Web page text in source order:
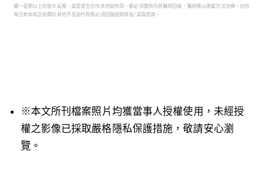
續一星期以上的發炎反應、或是發生任何其他副作用，都必須盡快向其醫師回報。醫師應以適當方法治療。任何
與注射本商品有關的其他不良副作用都必須回報經銷商及/或製造商。
※本文所刊檔案照片均獲當事人授權使用，未經授
權之影像已採取嚴格隱私保護措施，敬請安心瀏
覽。